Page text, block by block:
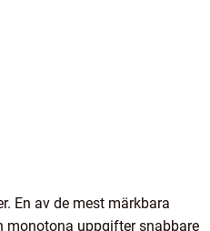
En av de mest märkbara
monotona uppgifter snabbare